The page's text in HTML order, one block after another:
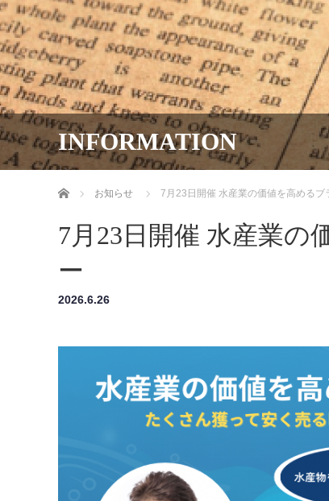
INFORMATION
ホーム お知らせ 7月23日開催 水産業の価値を高めるブ
7月23日開催 水産業
ー
2026.6.26